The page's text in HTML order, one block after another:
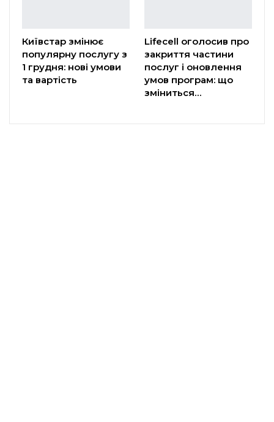
Київстар змінює
популярну послугу з
1 грудня: нові умови
та вартість
Lifecell оголосив про
закриття частини
послуг і оновлення
умов програм: що
зміниться…